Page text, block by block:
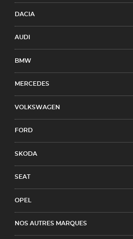
DACIA
AUDI
BMW
MERCEDES
VOLKSWAGEN
FORD
SKODA
SEAT
OPEL
NOS AUTRES MARQUES